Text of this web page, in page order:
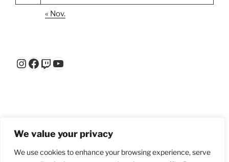
We value your privacy
We use cookies to enhance your browsing experience, serve
« Nov.
Instagram
Facebook
Twitch
YouTube